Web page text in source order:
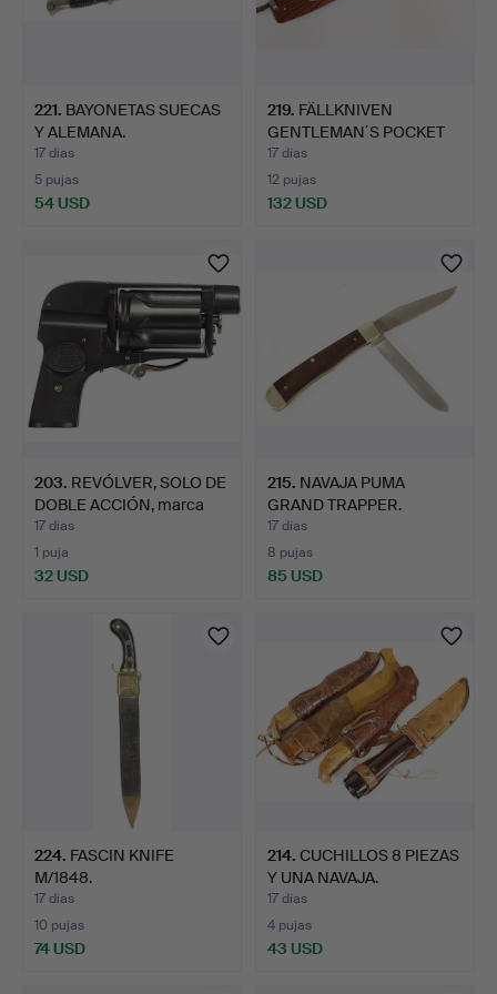
221. BAYONETAS SUECAS
Y ALEMANA.
17 días
5 pujas
54 USD
219. FÄLLKNIVEN
GENTLEMAN´S POCKET
KNIFE.
17 días
12 pujas
132 USD
203. REVÓLVER, SOLO DE
DOBLE ACCIÓN, marca
Alfa…
17 días
1 puja
32 USD
215. NAVAJA PUMA
GRAND TRAPPER.
17 días
8 pujas
85 USD
224. FASCIN KNIFE
M/1848.
17 días
10 pujas
74 USD
214. CUCHILLOS 8 PIEZAS
Y UNA NAVAJA.
17 días
4 pujas
43 USD